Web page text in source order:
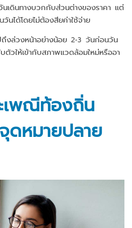
วันเดินทางบวกกับส่วนต่างของราคา แต่
วันได้โดยไม่ต้องสียค่าใช้จ่าย
ปถึงล่วงหน้าอย่างน้อย 2-3 วันก่อนวัน
วให้เข้ากับสภาพแวดล้อมใหม่หรืออา
เพณีท้องถิ่น
ดหมายปลาย